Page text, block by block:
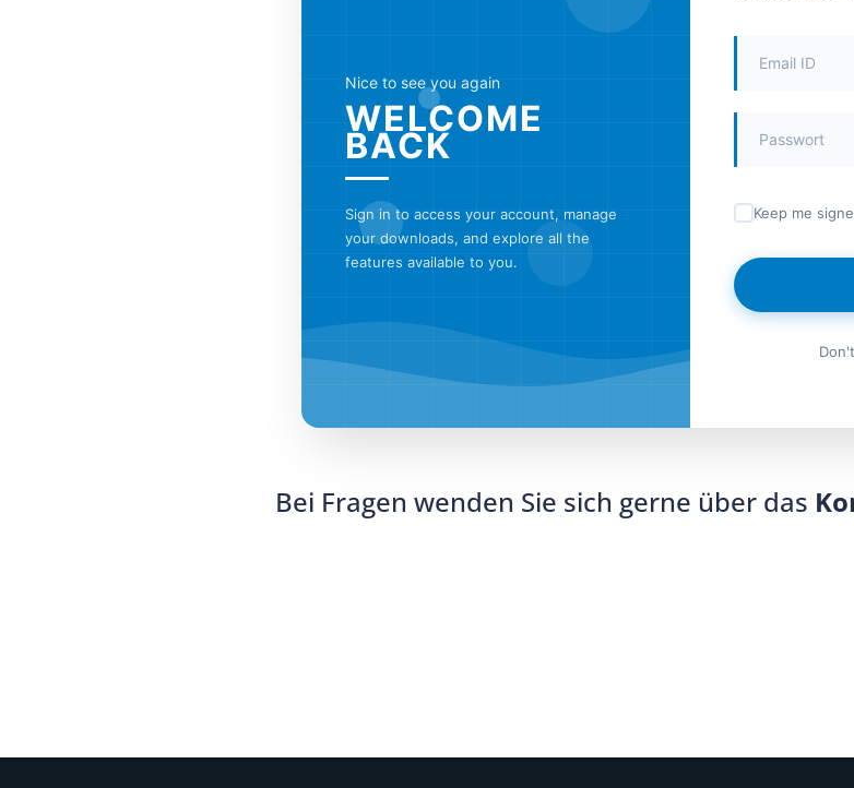
Nice to see you again
WELCOME
BACK
Sign in to access your account, manage
your downloads, and explore all the
features available to you.
Keep me
Bei Fragen wenden Sie sich gerne über das